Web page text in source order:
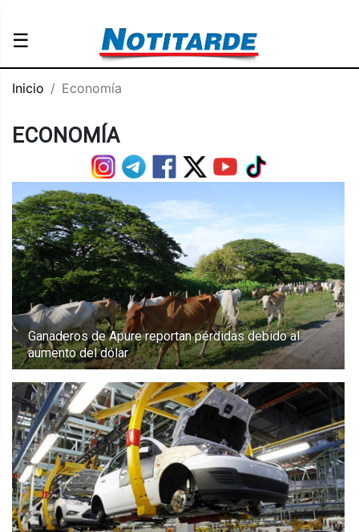
☰
Inicio Economía
ECONOMÍA
Ganaderos de Apure reportan pérdidas debido al
aumento del dólar